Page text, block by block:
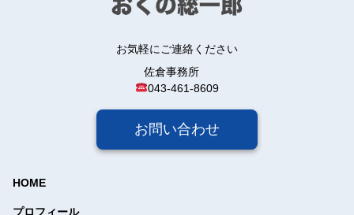
お気軽にご連絡ください
佐倉事務所
043-461-8609
お問い合わせ
HOME
プロフィール